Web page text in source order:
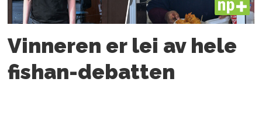
PLUS
Vinneren er lei av hele
fishan-debatten